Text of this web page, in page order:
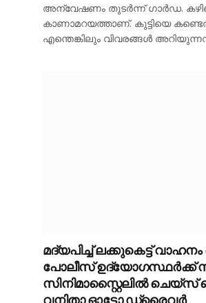
അന്വേഷണം തുടർന്ന് ഗാർഡ.
കാണാമറയത്താണ്. കുട്ടിയെ
എന്തെങ്കിലും വിവരങ്ങൾ
മദ്യപിച്ച് ലക്കുകെട്ട്
പോലീസ്
സിനിമാസ്റ്റൈലിൽ ചെയ്സ്
വനിതാ ഓട്ടോ ഡ്രൈവർ